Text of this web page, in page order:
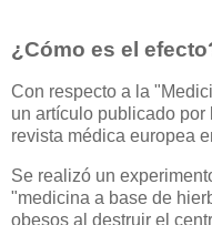
¿Cómo es el
Con respecto a la
un artículo publicado
revista médica europea
Se realizó un
"medicina a base de
obesos al destruir el